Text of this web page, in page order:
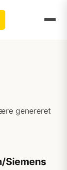
genereret
Siemens